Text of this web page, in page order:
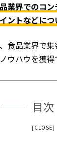
業界でのコ
ントなどにつ
食品業界で
ウハウを獲得
[CLOSE]
目次